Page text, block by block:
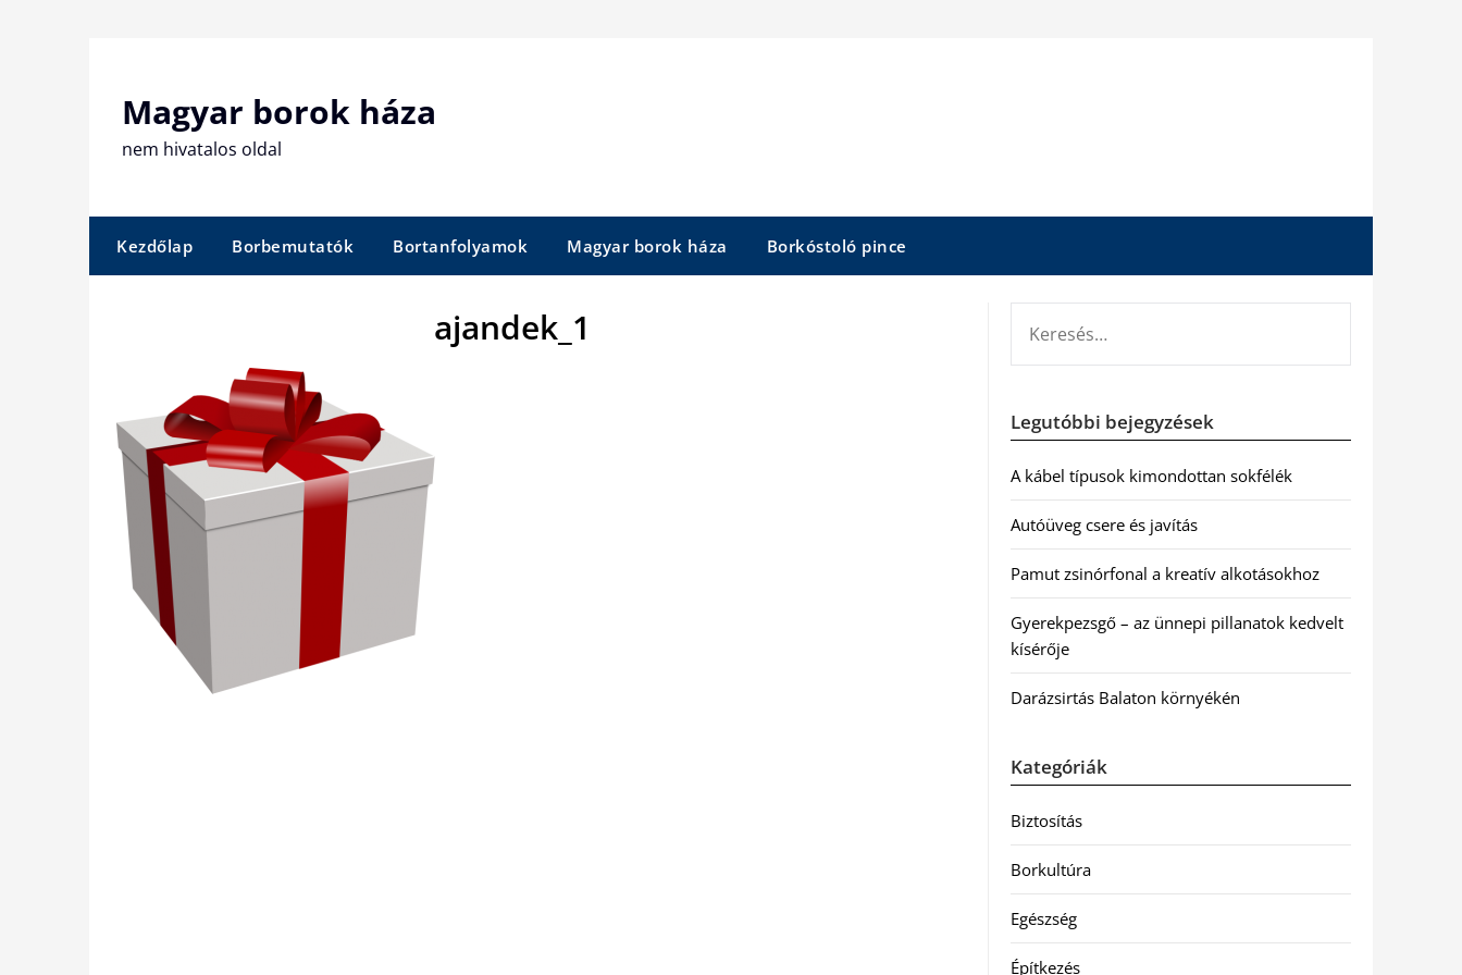
Magyar borok háza
nem hivatalos oldal
Kezdőlap Borbemutatók Bortanfolyamok Magyar borok háza Borkóstoló pince
ajandek_1
Legutóbbi bejegyzések
A kábel típusok kimondottan sokfélék
Autóüveg csere és javítás
Pamut zsinórfonal a kreatív alkotásokhoz
Gyerekpezsgő – az ünnepi pillanatok kedvelt
kísérője
Darázsirtás Balaton környékén
Kategóriák
Biztosítás
Borkultúra
Egészség
Építkezés